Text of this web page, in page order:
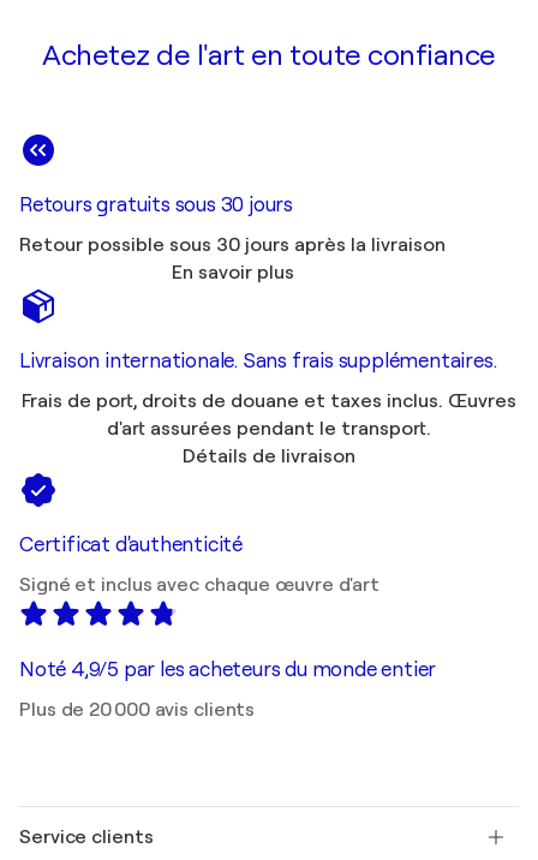
Achetez de l'art en toute confiance
Retours gratuits sous 30 jours
Retour possible sous 30 jours après la livraison
En savoir plus
Livraison internationale. Sans frais supplémentaires.
Frais de port, droits de douane et taxes inclus. Œuvres
d'art assurées pendant le transport.
Détails de livraison
Certificat d'authenticité
Signé et inclus avec chaque œuvre d'art
Noté 4,9/5 par les acheteurs du monde entier
Plus de 20 000 avis clients
Service clients